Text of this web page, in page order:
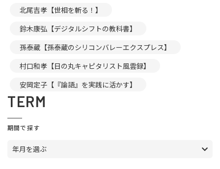
北尾吉孝【世相を斬る！】
鈴木康弘【デジタルシフトの教科書】
孫泰蔵【孫泰蔵のシリコンバレーエクスプレス】
村口和孝【日の丸キャピタリスト風雲録】
安岡定子【『論語』を実践に活かす】
TERM
期間で探す
年月を選ぶ